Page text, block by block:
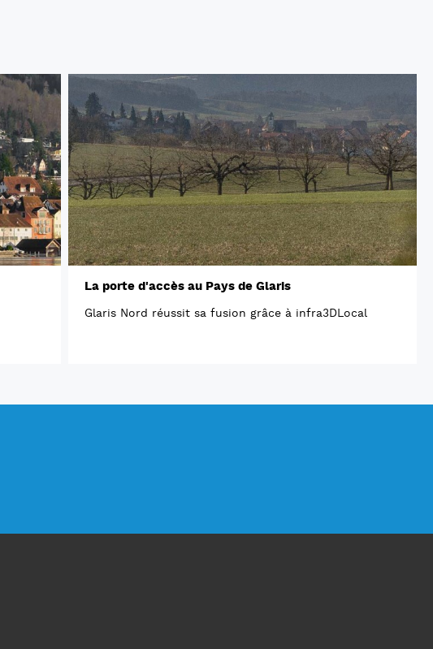
La porte d'accès au Pays de Glaris
Glaris Nord réussit sa fusion grâce à infra3DLocal